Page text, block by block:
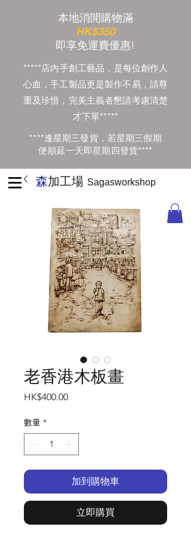
本地消閒購物滿
HK$350
​即享免運費優惠!
*****店內手創工藝品，是每位創作人
心血，手工製品更是製作不易，請尊
重及珍惜，完美主義者懇請考慮清楚
才下單*****
****逢星期三發貨，若星期三假期
便順延一天即星期四發貨****
森加工場 Sagasworkshop
老香港木板畫
HK$400.00價
數量 *
加到購物車
立即購買